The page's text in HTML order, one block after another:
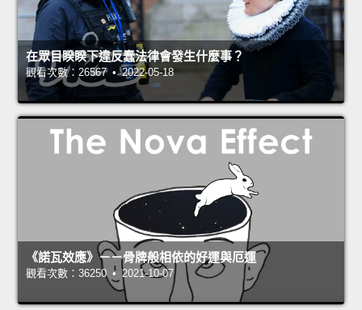
在眾目睽睽下違反蠢法律會發生什麼事？
觀看次數：26567 • 2022-05-18
《諾瓦效應》－－骨牌般相依的好運與厄運
觀看次數：36250 • 2021-10-07